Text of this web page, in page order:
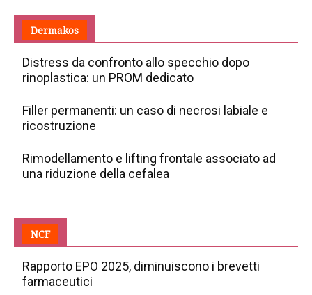
Dermakos
Distress da confronto allo specchio dopo
rinoplastica: un PROM dedicato
Filler permanenti: un caso di necrosi labiale e
ricostruzione
Rimodellamento e lifting frontale associato ad
una riduzione della cefalea
NCF
Rapporto EPO 2025, diminuiscono i brevetti
farmaceutici